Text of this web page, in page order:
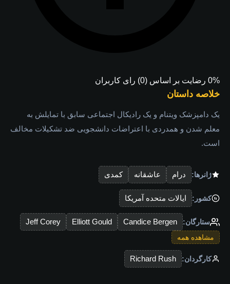
0% رضایت بر اساس (0) رای کاربران
خلاصه داستان
یک دامپزشک ویتنام و یک رادیکال اجتماعی سابق با تمایلش به
معلم شدن و همدردی با اعتراضات دانشجویی ضد تشکیلات مخالف
است.
ژانرها: درام عاشقانه کمدی
کشور: ایالات متحده آمریکا
ستارگان: Candice Bergen
Elliott Gould
Jeff Corey
مشاهده همه
کارگردان: Richard Rush